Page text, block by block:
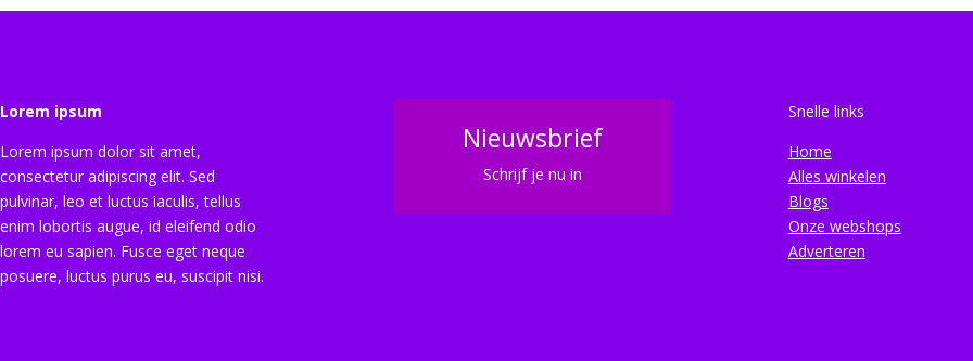
Lorem ipsum
Lorem ipsum dolor sit amet,
consectetur adipiscing elit. Sed
pulvinar, leo et luctus iaculis, tellus
enim lobortis augue, id eleifend odio
lorem eu sapien. Fusce eget neque
posuere, luctus purus eu, suscipit nisi.
Nieuwsbrief
Schrijf je nu in
Snelle links
Home
Alles winkelen
Blogs
Onze webshops
Adverteren